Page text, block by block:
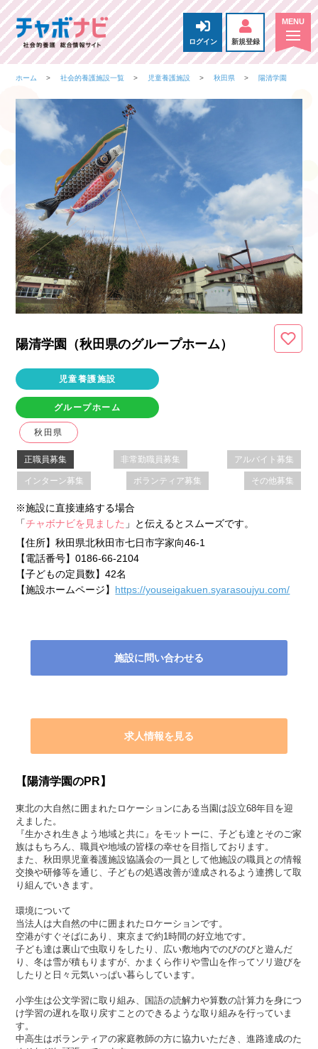
ログイン 新規登録
ホーム 社会的養護施設一覧 児童養護施設 秋田県 陽清学園
陽清学園（秋田県のグループホーム）
児童養護施設
グループホーム
秋田県
正職員募集 非常勤職員募集 アルバイト募集
インターン募集 ボランティア募集 その他募集
※施設に直接連絡する場合
「チャボナビを見ました 」と伝えるとスムーズです。
【住所】秋田県北秋田市七日市字家向46-1
【電話番号】0186-66-2104
【子どもの定員数】42名
【施設ホームページ】 https://youseigakuen.syarasoujyu.com/
施設に問い合わせる
求人情報を見る
【陽清学園のPR】
東北の大自然に囲まれたロケーションにある当園は設立68年目を迎
えました。
『生かされ生きよう地域と共に』をモットーに、子ども達とそのご家
族はもちろん、職員や地域の皆様の幸せを目指しております。
また、秋田県児童養護施設協議会の一員として他施設の職員との情報
交換や研修等を通じ、子どもの処遇改善が達成されるよう連携して取
り組んでいきます。
環境について
当法人は大自然の中に囲まれたロケーションです。
空港がすぐそばにあり、東京まで約1時間の好立地です。
子ども達は裏山で虫取りをしたり、広い敷地内でのびのびと遊んだ
り、冬は雪が積もりますが、かまくら作りや雪山を作ってソリ遊びを
したりと日々元気いっぱい暮らしています。
小学生は公文学習に取り組み、国語の読解力や算数の計算力を身につ
け学習の遅れを取り戻すことのできるような取り組みを行っていま
す。
中高生はボランティアの家庭教師の方に協力いただき、進路達成のた